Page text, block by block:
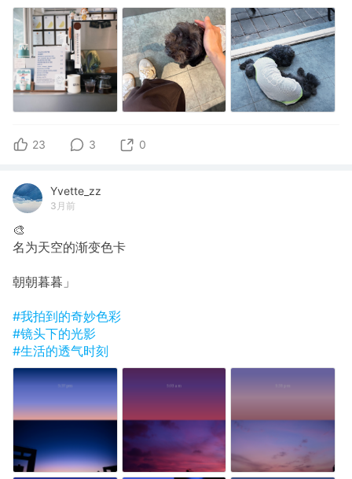
23 3 0
Yvette_zz
3月前
🎨
名为天空的渐变色卡
朝朝暮暮」
#我拍到的奇妙色彩
#镜头下的光影
#生活的透气时刻